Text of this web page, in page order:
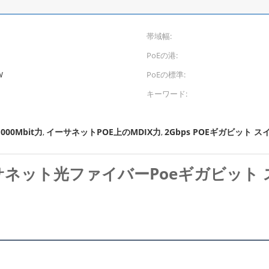
帯域幅:
PoEの港:
PoEの標準:
キーワード:
力, イーサネットPOE上のMDIX力,2Gbps POEギガビット ス
ット光ファイバーPoeギガビット